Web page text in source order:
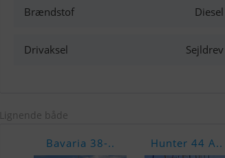
Brændstof Diesel
Drivaksel Sejldrev
Lignende både
Bavaria 38-.. Hunter 44 A..